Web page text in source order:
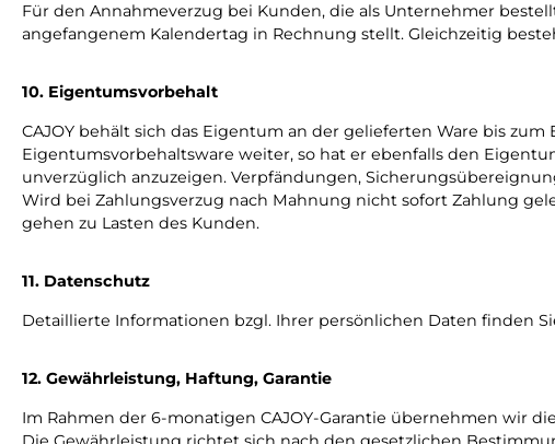
Für den Annahmeverzug bei Kunden, die als Unternehmer
angefangenem Kalendertag in Rechnung stellt. Gleichzeitig
10. Eigentumsvorbehalt
CAJOY behält sich das Eigentum an der gelieferten Ware bis
Eigentumsvorbehaltsware weiter, so hat er ebenfalls den
unverzüglich anzuzeigen. Verpfändungen,
Wird bei Zahlungsverzug nach Mahnung nicht sofort Zahlung
gehen zu Lasten des Kunden.
11. Datenschutz
Detaillierte Informationen bzgl. Ihrer persönlichen Daten finden
12. Gewährleistung, Haftung, Garantie
Im Rahmen der 6-monatigen CAJOY-Garantie übernehmen wir